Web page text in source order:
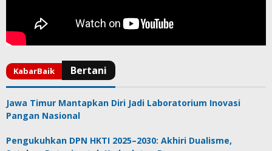
Jawa Timur Mantapkan Diri Jadi Laboratorium Inovasi
Pangan Nasional
Pengukuhkan DPN HKTI 2025–2030: Akhiri Dualisme,